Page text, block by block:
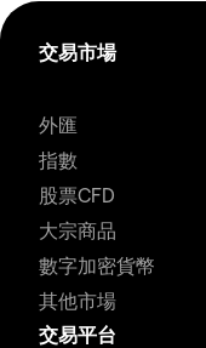
交易市場
外匯
指數
股票CFD
大宗商品
數字加密貨幣
其他市場
交易平台